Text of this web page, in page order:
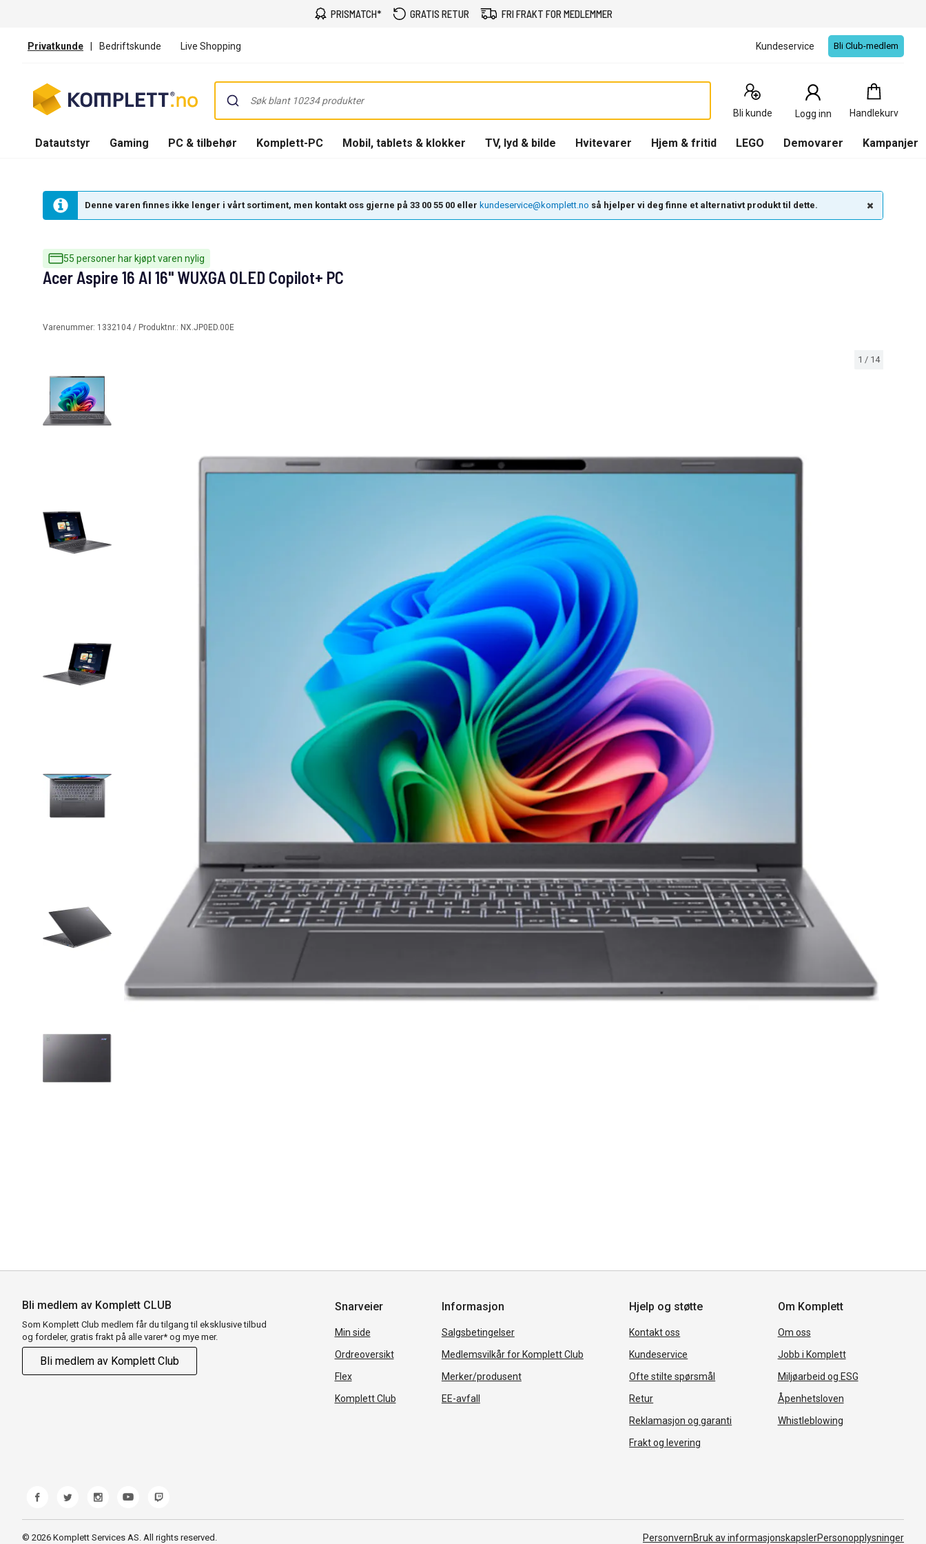
PRISMATCH* GRATIS RETUR FRI FRAKT FOR MEDLEMMER
Privatkunde | Bedriftskunde Live Shopping Kundeservice Bli Club-medlem
Bli kunde Logg inn Handlekurv
Handlekurv
0
Produkter
Datautstyr Gaming PC & tilbehør Komplett-PC Mobil, tablets & klokker TV, lyd & bilde Hvitevarer Hjem & fritid LEGO Demovarer Kampanjer
Denne varen finnes ikke lenger i vårt sortiment, men kontakt oss gjerne på 33 00 55 00 eller kundeservice@komplett.no så hjelper vi deg finne et alternativt produkt til dette.
55 personer har kjøpt varen nylig
1 / 14
Acer Aspire 16 AI 16" WUXGA OLED Copilot+ PC
Varenummer: 1332104 / Produktnr.: NX.JP0ED.00E
Bli medlem av Komplett CLUB
Som Komplett Club medlem får du tilgang til eksklusive tilbud
og fordeler, gratis frakt på alle varer* og mye mer.
Bli medlem av Komplett Club
Snarveier
Min side
Ordreoversikt
Flex
Komplett Club
Informasjon
Salgsbetingelser
Medlemsvilkår for Komplett Club
Merker/produsent
EE-avfall
Hjelp og støtte
Kontakt oss
Kundeservice
Ofte stilte spørsmål
Retur
Reklamasjon og garanti
Frakt og levering
Om Komplett
Om oss
Jobb i Komplett
Miljøarbeid og ESG
Åpenhetsloven
Whistleblowing
© 2026 Komplett Services AS. All rights reserved. PersonvernBruk av informasjonskapslerPersonopplysninger